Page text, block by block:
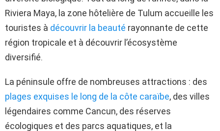
Riviera Maya, la zone hôtelière de Tulum accueille les
touristes à découvrir la beauté rayonnante de cette
région tropicale et à découvrir l’écosystème
diversifié.
La péninsule offre de nombreuses attractions : des
plages exquises le long de la côte caraïbe, des villes
légendaires comme Cancun, des réserves
écologiques et des parcs aquatiques, et la